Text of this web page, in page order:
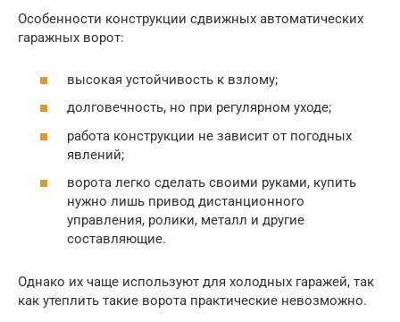
Особенности конструкции сдвижных автоматических
гаражных ворот:
высокая устойчивость к взлому;
долговечность, но при регулярном уходе;
работа конструкции не зависит от погодных
явлений;
ворота легко сделать своими руками, купить
нужно лишь привод дистанционного
управления, ролики, металл и другие
составляющие.
Однако их чаще используют для холодных гаражей, так
как утеплить такие ворота практические невозможно.